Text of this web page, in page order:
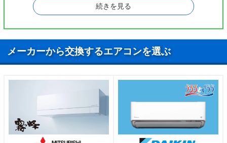
小田急江ノ島線
片瀬江ノ島駅、鵠沼海岸駅、湘南台駅、善行
駅、長後駅、藤沢駅、藤沢本町駅、本鵠沼駅、
辻堂駅、藤沢駅
続きを見る
メーカーから交換するエアコンを選ぶ